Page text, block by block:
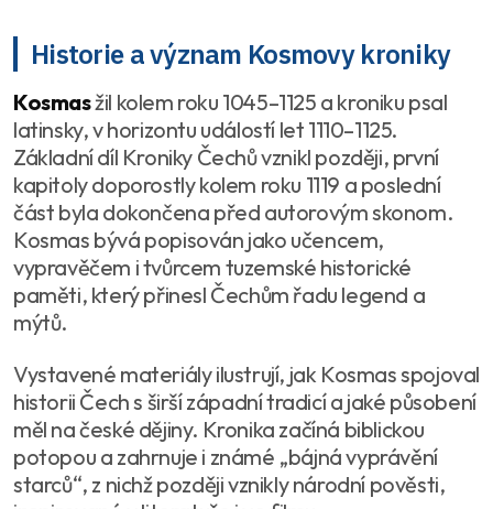
Historie a význam Kosmovy kroniky
Kosmasžil kolem roku 1045–1125 a kroniku psal
latinsky, v horizontu událostí let 1110–1125.
Základní díl Kroniky Čechů vznikl později, první
kapitoly doporostly kolem roku 1119 a poslední
část byla dokončena před autorovým skonom.
Kosmas bývá popisován jako učencem,
vypravěčem i tvůrcem tuzemské historické
paměti, který přinesl Čechům řadu legend a
mýtů.
Vystavené materiály ilustrují, jak Kosmas spojoval
historii Čech s širší západní tradicí a jaké působení
měl na české dějiny. Kronika začíná biblickou
potopou a zahrnuje i známé „bájná vyprávění
starců“, z nichž později vznikly národní pověsti,